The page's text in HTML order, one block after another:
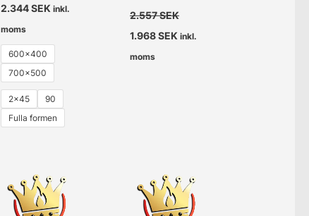
2.344SEK inkl.
moms
600x400
700x500
2x45
90
Fulla formen
2.557SEK
1.968SEK inkl.
moms